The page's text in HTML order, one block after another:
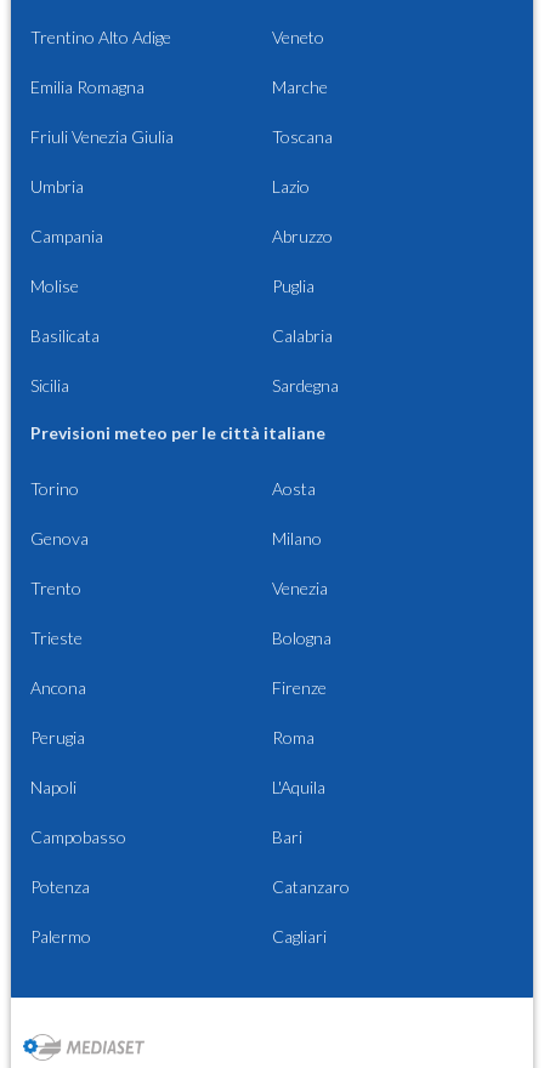
Trentino Alto Adige Veneto
Emilia Romagna Marche
Friuli Venezia Giulia Toscana
Umbria Lazio
Campania Abruzzo
Molise Puglia
Basilicata Calabria
Sicilia Sardegna
Previsioni meteo per le città italiane
Torino Aosta
Genova Milano
Trento Venezia
Trieste Bologna
Ancona Firenze
Perugia Roma
Napoli L'Aquila
Campobasso Bari
Potenza Catanzaro
Palermo Cagliari